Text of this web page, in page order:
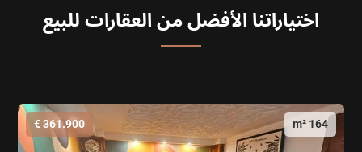
اختياراتنا الأفضل من العقارات للبيع
164 m²
361.900 €